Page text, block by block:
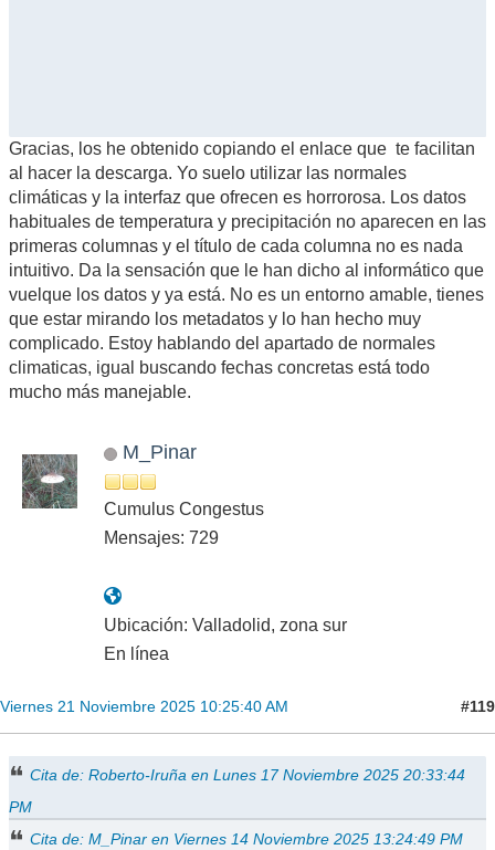
Gracias, los he obtenido copiando el enlace que te facilitan
al hacer la descarga. Yo suelo utilizar las normales
climáticas y la interfaz que ofrecen es horrorosa. Los datos
habituales de temperatura y precipitación no aparecen en las
primeras columnas y el título de cada columna no es nada
intuitivo. Da la sensación que le han dicho al informático que
vuelque los datos y ya está. No es un entorno amable, tienes
que estar mirando los metadatos y lo han hecho muy
complicado. Estoy hablando del apartado de normales
climaticas, igual buscando fechas concretas está todo
mucho más manejable.
M_Pinar
Cumulus Congestus
Mensajes: 729
Ubicación: Valladolid, zona sur
En línea
Viernes 21 Noviembre 2025 10:25:40 AM #119
Cita de: Roberto-Iruña en Lunes 17 Noviembre 2025 20:33:44
PM
Cita de: M_Pinar en Viernes 14 Noviembre 2025 13:24:49 PM